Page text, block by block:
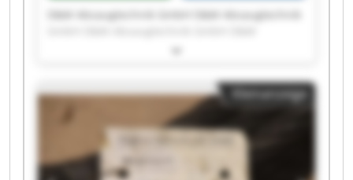
D&M Absaugtechnik GmbH D&M Absaugtechnik
Absaugtechnik GmbH D&M Absaugtechnik
Absaugtechnik GmbH D&M Absaugtechnik
GmbH D&M Absaugtechnik GmbH D&M
Absaugtechnik GmbH D&M Absaugtechnik
GmbH D&M Absaugtechnik GmbH D&M
Absaugtechnik GmbH D&M Absaugtechnik
GmbH D&M Absaugtechnik GmbH D&M
Kleinanzeige